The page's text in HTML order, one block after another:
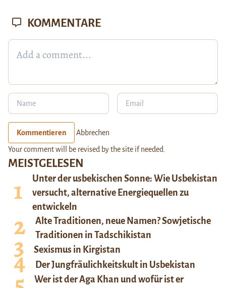
MEISTGELESEN
Unter der usbekischen Sonne: Wie Usbekistan
versucht, alternative Energiequellen zu
entwickeln
Alte Traditionen, neue Namen? Sowjetische
Traditionen in Tadschikistan
Sexismus in Kirgistan
Der Jungfräulichkeitskult in Usbekistan
Wer ist der Aga Khan und wofür ist er
KOMMENTARE
Kommentieren Abbrechen
Your comment will be revised by the site if needed.